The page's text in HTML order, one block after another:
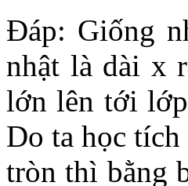
Đáp: Giống
nhật là dài x
lớn lên tới
Do ta học
tròn thì bằng